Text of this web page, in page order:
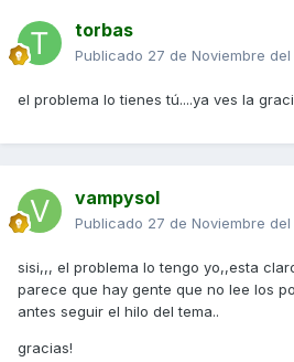
torbas
Publicado 27 de Noviembre del
el problema lo tienes tú....ya ves la
vampysol
Publicado 27 de Noviembre del
sisi,,, el problema lo tengo yo,,esta
parece que hay gente que no lee los
antes seguir el hilo del tema..
gracias!